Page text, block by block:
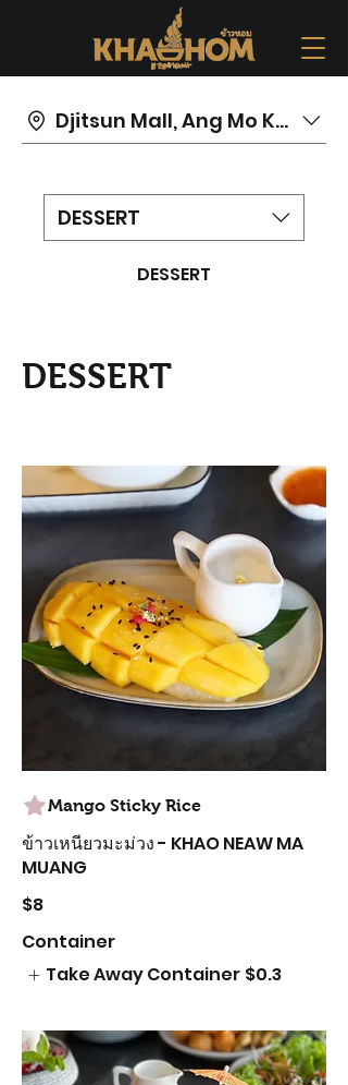
Djitsun Mall, Ang Mo Kio
DESSERT
DESSERT
DESSERT
Mango Sticky Rice
ข้าวเหนียวมะม่วง - KHAO NEAW MA
MUANG
$8
Container
Take Away Container $0.3